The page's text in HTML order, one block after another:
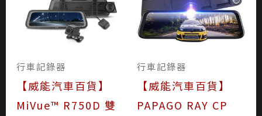
行車記錄器
【威能汽車百貨】
MiVue™ R750D 雙
行車記錄器
【威能汽車百貨】
PAPAGO RAY CP